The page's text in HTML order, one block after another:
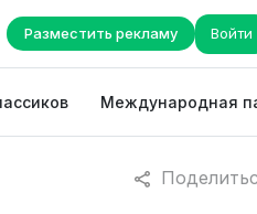
Разместить рекламу Войти
Международная